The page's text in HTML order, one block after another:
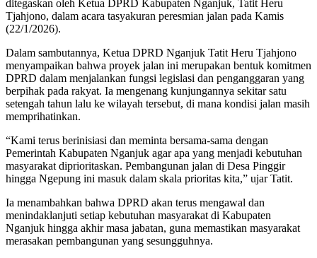
ditegaskan oleh Ketua DPRD Kabupaten Nganjuk, Tatit Heru
Tjahjono, dalam acara tasyakuran peresmian jalan pada Kamis
(22/1/2026).
Dalam sambutannya, Ketua DPRD Nganjuk Tatit Heru Tjahjono
menyampaikan bahwa proyek jalan ini merupakan bentuk komitmen
DPRD dalam menjalankan fungsi legislasi dan penganggaran yang
berpihak pada rakyat. Ia mengenang kunjungannya sekitar satu
setengah tahun lalu ke wilayah tersebut, di mana kondisi jalan masih
memprihatinkan.
“Kami terus berinisiasi dan meminta bersama-sama dengan
Pemerintah Kabupaten Nganjuk agar apa yang menjadi kebutuhan
masyarakat diprioritaskan. Pembangunan jalan di Desa Pinggir
hingga Ngepung ini masuk dalam skala prioritas kita,” ujar Tatit.
Ia menambahkan bahwa DPRD akan terus mengawal dan
menindaklanjuti setiap kebutuhan masyarakat di Kabupaten
Nganjuk hingga akhir masa jabatan, guna memastikan masyarakat
merasakan pembangunan yang sesungguhnya.